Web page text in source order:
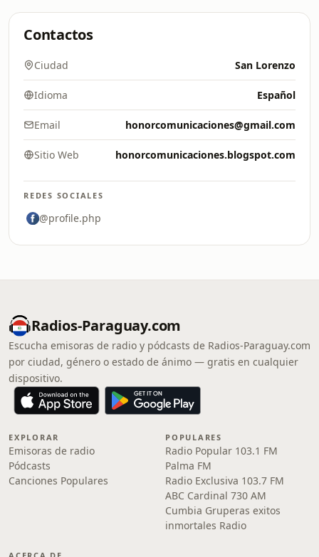
Contactos
Ciudad San Lorenzo
Idioma Español
Email honorcomunicaciones@gmail.com
Sitio Web honorcomunicaciones.blogspot.com
REDES SOCIALES
@profile.php
Radios-Paraguay.com
Escucha emisoras de radio y pódcasts de Radios-Paraguay.com
por ciudad, género o estado de ánimo — gratis en cualquier
dispositivo.
EXPLORAR
Emisoras de radio
Pódcasts
Canciones Populares
POPULARES
Radio Popular 103.1 FM
Palma FM
Radio Exclusiva 103.7 FM
ABC Cardinal 730 AM
Cumbia Gruperas exitos
inmortales Radio